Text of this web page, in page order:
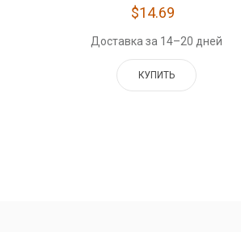
$14.69
Доставка за 14–20 дней
КУПИТЬ